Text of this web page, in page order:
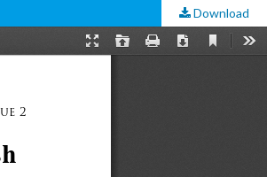
Download